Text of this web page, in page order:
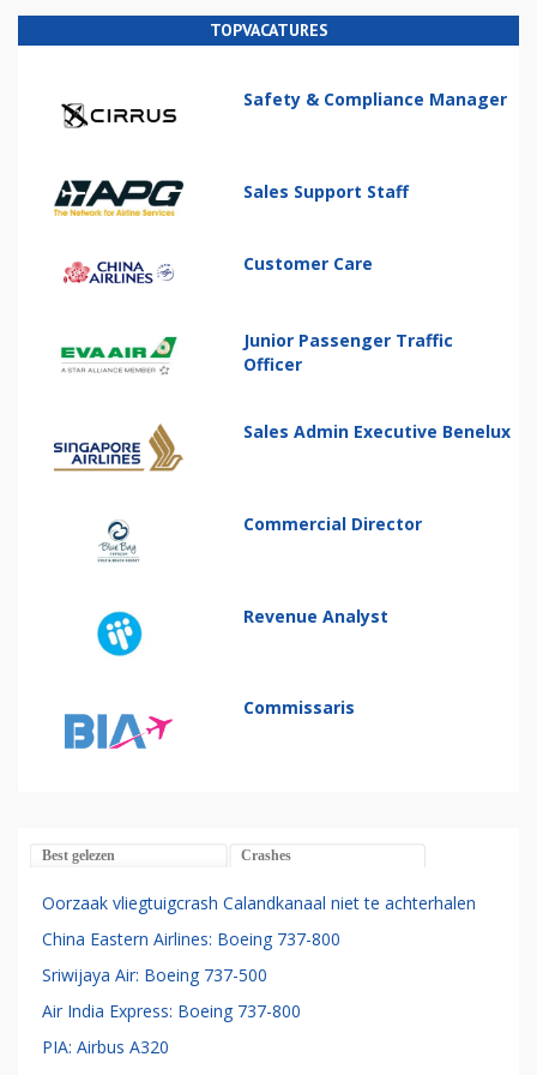
TOPVACATURES
Safety & Compliance Manager
Sales Support Staff
Customer Care
Junior Passenger Traffic
Officer
Sales Admin Executive Benelux
Commercial Director
Revenue Analyst
Commissaris
Best gelezen Crashes
Oorzaak vliegtuigcrash Calandkanaal niet te achterhalen
China Eastern Airlines: Boeing 737-800
Sriwijaya Air: Boeing 737-500
Air India Express: Boeing 737-800
PIA: Airbus A320